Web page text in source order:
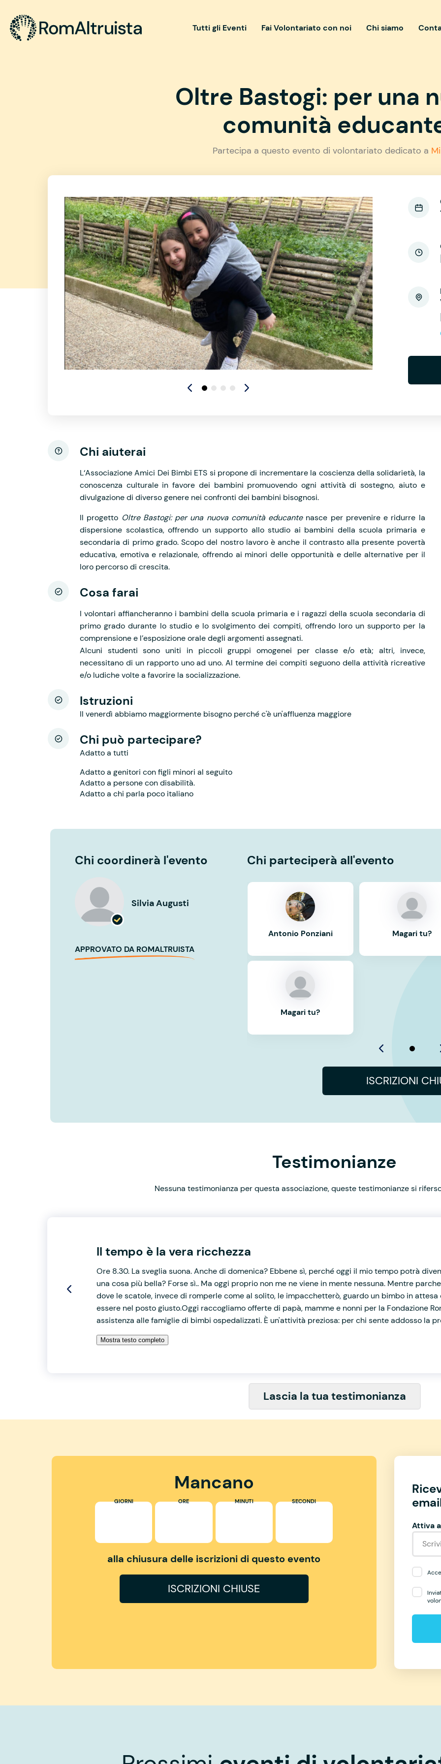
Tutti gli Eventi Fai Volontariato con noi Chi siamo
Oltre Bastogi: per una
comunità
Partecipa a questo evento di volontariato dedicato a
Chi aiuterai
L‘Associazione Amici Dei Bimbi ETS si propone di incrementare la coscienza della solidarietà, la
conoscenza culturale in favore dei bambini promuovendo ogni attività di sostegno, aiuto e
divulgazione di diverso genere nei confronti dei bambini bisognosi.
Il progetto Oltre Bastogi: per una nuova comunità educantenasce per prevenire e ridurre la
dispersione scolastica, offrendo un supporto allo studio ai bambini della scuola primaria e
secondaria di primo grado. Scopo del nostro lavoro è anche il contrasto alla presente povertà
educativa, emotiva e relazionale, offrendo ai minori delle opportunità e delle alternative per il
loro percorso di crescita.
Cosa farai
I volontari affiancheranno i bambini della scuola primaria e i ragazzi della scuola secondaria di
primo grado durante lo studio e lo svolgimento dei compiti, offrendo loro un supporto per la
comprensione e l’esposizione orale degli argomenti assegnati.
Alcuni studenti sono uniti in piccoli gruppi omogenei per classe e/o età; altri, invece,
necessitano di un rapporto uno ad uno. Al termine dei compiti seguono della attività ricreative
e/o ludiche volte a favorire la socializzazione.
Istruzioni
Il venerdì abbiamo maggiormente bisogno perché c'è un'affluenza maggiore
Chi può partecipare?
Adatto a tutti
Adatto a genitori con figli minori al seguito
Adatto a persone con disabilità.
Adatto a chi parla poco italiano
Chi coordinerà l'evento
Silvia Augusti
APPROVATO DA ROMALTRUISTA
Chi parteciperà all'evento
Antonio Ponziani
Magari tu?
Magari tu?
ISCRIZIONI
Testimonianze
Nessuna testimonianza per questa associazione, queste testimonianze si
Il tempo è la vera ricchezza
Ore 8.30. La sveglia suona. Anche di domenica? Ebbene sì, perché oggi il mio tempo potrà
una cosa più bella? Forse sì.. Ma oggi proprio non me ne viene in mente nessuna. Mentre
dove le scatole, invece di romperle come al solito, le impacchetterò, guardo un bimbo in
essere nel posto giusto.Oggi raccogliamo offerte di papà, mamme e nonni per la Fondazione
assistenza alle famiglie di bimbi ospedalizzati. È un'attività preziosa: per chi sente addosso la
Mostra testo completo
Lascia la tua testimonianza
Mancano
GIORNI ORE MINUTI SECONDI
alla chiusura delle iscrizioni di questo evento
ISCRIZIONI CHIUSE
Attiva